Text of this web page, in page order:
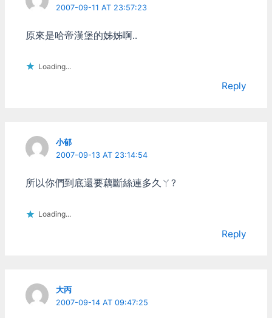
2007-09-11 AT 23:57:23
原來是哈帝漢堡的姊姊啊..
Loading...
Reply
小郁
2007-09-13 AT 23:14:54
所以你們到底還要藕斷絲連多久ㄚ?
Loading...
Reply
大丙
2007-09-14 AT 09:47:25